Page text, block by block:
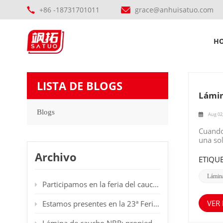
+86 -18731701011 grace@anhuisatuo.com
Aug
una
LISTA DE BLOGS
Blogs
Archivo
Participamos en la feria del caucho en Dubái.
Estamos presentes en la 23ª Feria Internacional de Plásticos y Caucho en Düsseldorf, Alemania. Les damos la bienvenida a nuestro stand.